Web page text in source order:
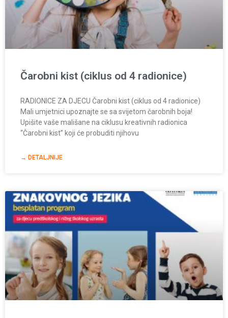
Čarobni kist (ciklus od 4 radionice)
RADIONICE ZA DJECU Čarobni kist (ciklus od 4 radionice)
Mali umjetnici upoznajte se sa svijetom čarobnih boja!
Upišite vaše mališane na ciklusu kreativnih radionica
“Čarobni kist” koji će probuditi njihovu
→ DETALJNIJE